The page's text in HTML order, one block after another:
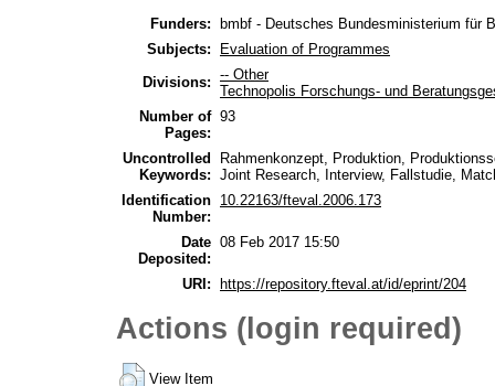
Funders:
bmbf - Deutsches Bundesministerium für
Subjects:
Evaluation of Programmes
Divisions: -- Other
Technopolis Forschungs- und
Number of
Pages:
93
Uncontrolled
Keywords:
Rahmenkonzept, Produktion,
Joint Research, Interview, Fallstudie,
Identification
Number:
10.22163/fteval.2006.173
Date
Deposited:
08 Feb 2017 15:50
URI: https://repository.fteval.at/id/eprint/204
Actions (login required)
View Item